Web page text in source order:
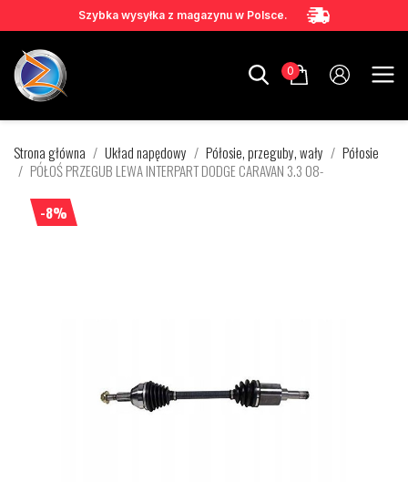
Szybka wysyłka z magazynu w Polsce.
0
Strona główna Układ napędowy Półosie, przeguby, wały
Półosie
PÓŁOŚ PRZEGUB LEWA INTERPART DODGE CARAVAN 3.3 08-
-8%